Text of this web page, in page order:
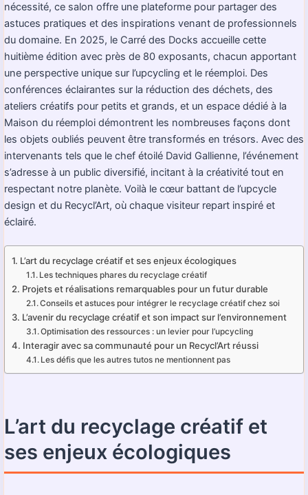
nécessité, ce salon offre une plateforme pour partager des
astuces pratiques et des inspirations venant de professionnels
du domaine. En 2025, le Carré des Docks accueille cette
huitième édition avec près de 80 exposants, chacun apportant
une perspective unique sur l’upcycling et le réemploi. Des
conférences éclairantes sur la réduction des déchets, des
ateliers créatifs pour petits et grands, et un espace dédié à la
Maison du réemploi démontrent les nombreuses façons dont
les objets oubliés peuvent être transformés en trésors. Avec des
intervenants tels que le chef étoilé David Gallienne, l’événement
s’adresse à un public diversifié, incitant à la créativité tout en
respectant notre planète. Voilà le cœur battant de l’upcycle
design et du Recycl’Art, où chaque visiteur repart inspiré et
éclairé.
L’art du recyclage créatif et ses enjeux écologiques
Les techniques phares du recyclage créatif
Projets et réalisations remarquables pour un futur durable
Conseils et astuces pour intégrer le recyclage créatif chez soi
L’avenir du recyclage créatif et son impact sur l’environnement
Optimisation des ressources : un levier pour l’upcycling
Interagir avec sa communauté pour un Recycl’Art réussi
Les défis que les autres tutos ne mentionnent pas
L’art du recyclage créatif et
ses enjeux écologiques